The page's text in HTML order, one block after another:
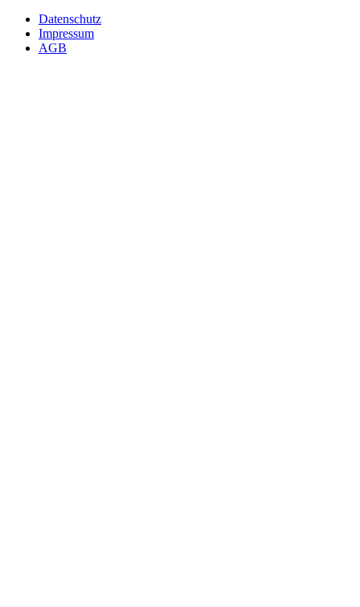
Datenschutz
Impressum
AGB